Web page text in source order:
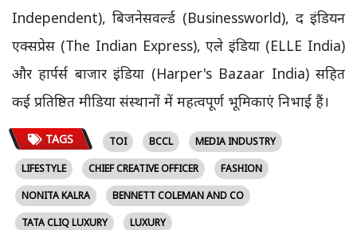
Independent), बिजनेसवर्ल्ड (Businessworld), द इंडियन
एक्सप्रेस (The Indian Express), एले इंडिया (ELLE India)
और हार्पर्स बाजार इंडिया (Harper's Bazaar India) सहित
कई प्रतिष्ठित मीडिया संस्थानों में महत्वपूर्ण भूमिकाएं निभाई हैं।
TAGS TOI BCCL
MEDIA INDUSTRY
LIFESTYLE
CHIEF CREATIVE OFFICER
FASHION
NONITA KALRA
BENNETT COLEMAN AND CO
TATA CLIQ LUXURY
LUXURY